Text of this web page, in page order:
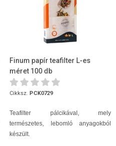
Finum papír teafilter L-es
méret 100 db
Cikksz. PCK0729
Teafilter pálcikával, mely
természetes, lebomló anyagokból
készült.